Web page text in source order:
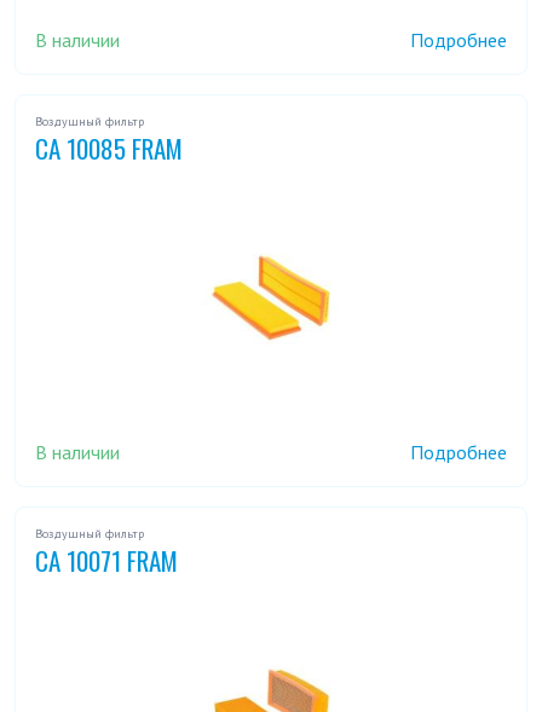
В наличии Подробнее
Воздушный фильтр
CA 10085 FRAM
В наличии Подробнее
Воздушный фильтр
CA 10071 FRAM